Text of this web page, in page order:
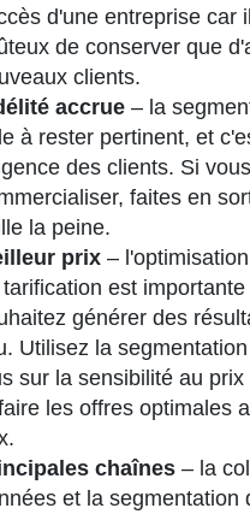
d'une entreprise car
de conserver que
clients.
accrue – la
à rester pertinent, et
des clients. Si
faites en
la peine.
prix –
est
générer des
Utilisez la
sur la sensibilité au
les offres optimales
chaînes – la
et la segmentation